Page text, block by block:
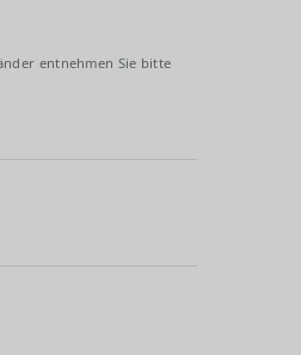
entnehmen Sie bitte